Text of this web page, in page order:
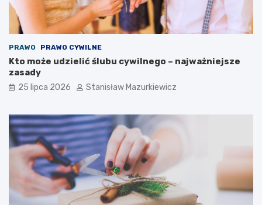
PRAWO PRAWO CYWILNE
Kto może udzielić ślubu cywilnego – najważniejsze
zasady
25 lipca 2026 Stanisław Mazurkiewicz